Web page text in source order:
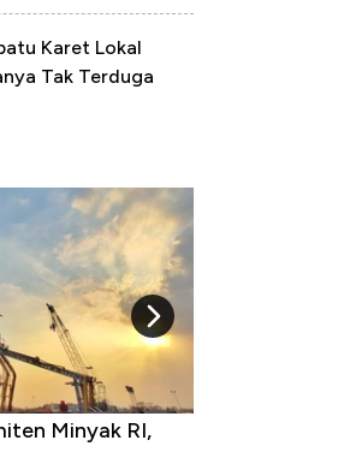
Karet Lokal
Tak Terduga
dengan Tingkat